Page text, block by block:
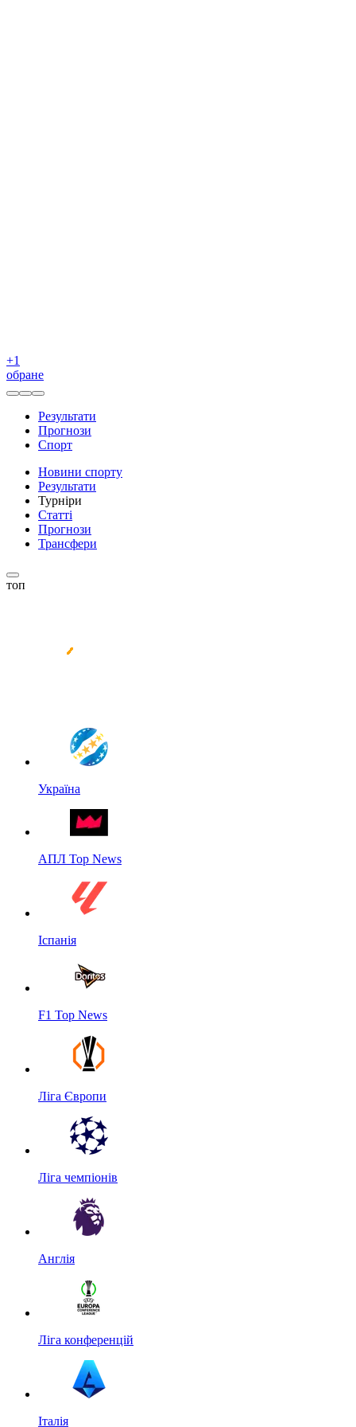
+1
обране
Результати
Прогнози
Спорт
Новини спорту
Результати
Турніри
Статті
Прогнози
Трансфери
топ
Україна
АПЛ Top News
Іспанія
F1 Top News
Ліга Європи
Ліга чемпіонів
Англія
Ліга конференцій
Італія